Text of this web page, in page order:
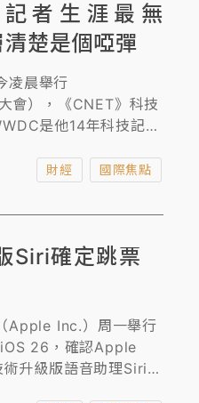
者生涯最無
楚是個啞彈
凌晨舉行
會），《CNET》科技
是他14年科技記者
財經 國際焦點
Siri確定跳票
Apple Inc.）周一舉行
26，確認Apple
升級版語音助理Siri今